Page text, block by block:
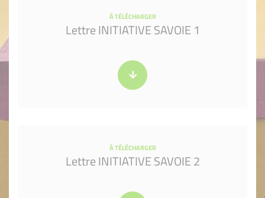
À TÉLÉCHARGER
Lettre INITIATIVE SAVOIE 1
À TÉLÉCHARGER
Lettre INITIATIVE SAVOIE 2